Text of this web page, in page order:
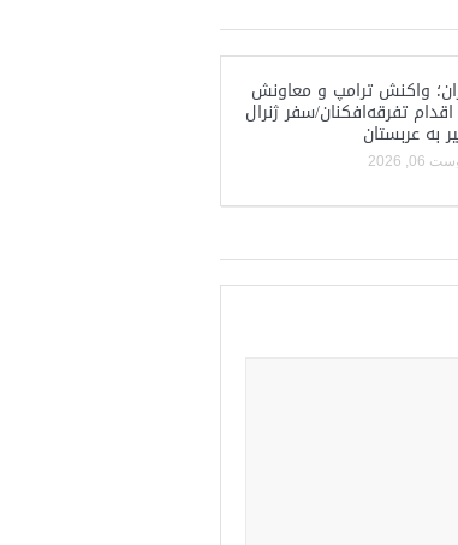
واکنش ترامپ و معاونش
تفرقه‌افکنان/سفر ژنرال
به عربستان
06, 2026